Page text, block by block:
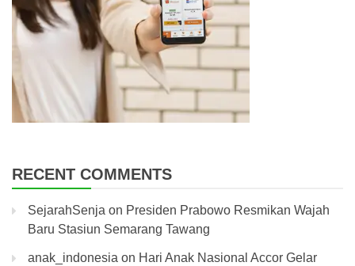
RECENT COMMENTS
SejarahSenja on Presiden Prabowo Resmikan Wajah
Baru Stasiun Semarang Tawang
anak_indonesia on Hari Anak Nasional Accor Gelar